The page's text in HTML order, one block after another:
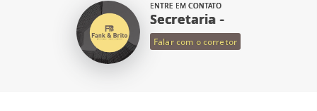
ENTRE EM CONTATO
Secretaria -
Falar com o corretor